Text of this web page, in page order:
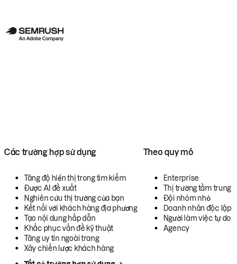
Các trường hợp sử dụng
Tăng độ hiển thị trong tìm kiếm
Được AI đề xuất
Nghiên cứu thị trường của bạn
Kết nối với khách hàng địa phương
Tạo nội dung hấp dẫn
Khắc phục vấn đề kỹ thuật
Tăng uy tín ngoài trang
Xây chiến lược khách hàng
Theo quy mô
Enterprise
Thị trường tầm trung
Đội nhóm nhỏ
Doanh nhân độc lập
Người làm việc tự do
Agency